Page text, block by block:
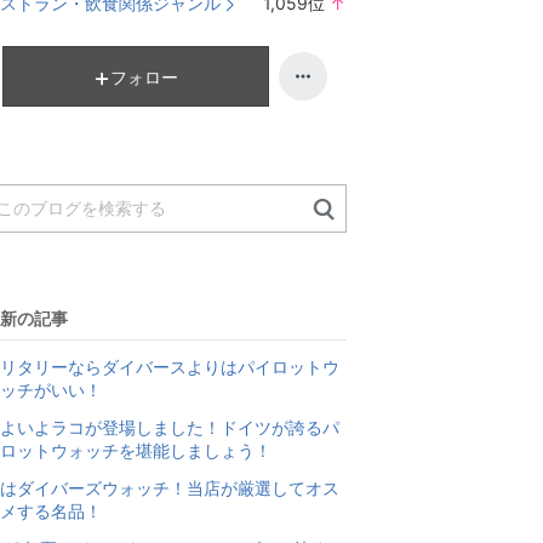
昇
フォロー
の記事
リタリーならダイバースよりはパイロットウ
チがいい！
いよラコが登場しました！ドイツが誇るパ
ットウォッチを堪能しましょう！
ダイバーズウォッチ！当店が厳選してオス
する名品！